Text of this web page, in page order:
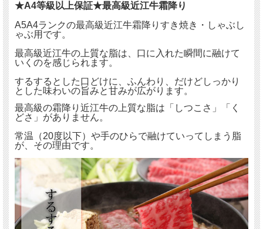
★A4等級以上保証★最高級近江牛霜降り
A5A4ランクの最高級近江牛霜降りすき焼き・しゃぶし
ゃぶ用です。
最高級近江牛の上質な脂は、口に入れた瞬間に融けて
いくのを感じられます。
するするとした口どけに、ふんわり、だけどしっかり
とした味わいの旨みと甘みが広がります。
最高級の霜降り近江牛の上質な脂は「しつこさ」「く
どさ」がありません。
常温（20度以下）や手のひらで融けていってしまう脂
が、その理由です。